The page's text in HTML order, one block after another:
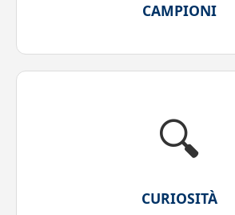
CAMPIONI
🔍
CURIOSITÀ